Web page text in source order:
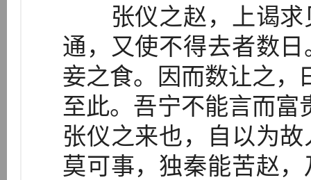
张仪之赵，上谒求
通，又使不得去者数
妾之食。因而数让之，
至此。吾宁不能言而富
张仪之来也，自以为
莫可事，独秦能苦赵